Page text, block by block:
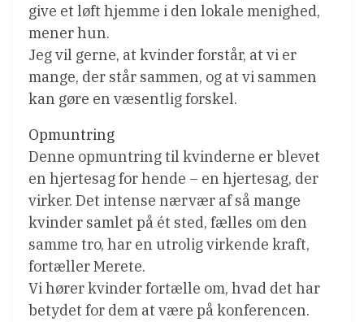
give et løft hjemme i den lokale menighed,
mener hun.
Jeg vil gerne, at kvinder forstår, at vi er
mange, der står sammen, og at vi sammen
kan gøre en væsentlig forskel.
Opmuntring
Denne opmuntring til kvinderne er blevet
en hjertesag for hende – en hjertesag, der
virker. Det intense nærvær af så mange
kvinder samlet på ét sted, fælles om den
samme tro, har en utrolig virkende kraft,
fortæller Merete.
Vi hører kvinder fortælle om, hvad det har
betydet for dem at være på konferencen.